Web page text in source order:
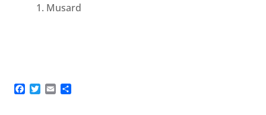
Musard
Facebook
Twitter
Email